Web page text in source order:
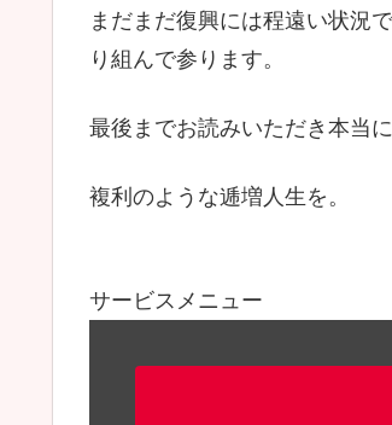
まだまだ復興には程遠い状況
り組んで参ります。
最後までお読みいただき本当
複利のような逓増人生を。
サービスメニュー